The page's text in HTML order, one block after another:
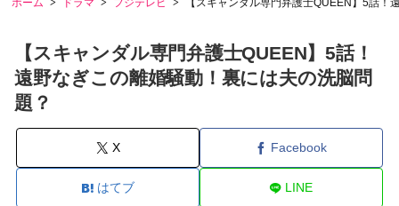
ホーム ドラマ フジテレビ 【スキャンダル専門弁護士QUEEN】5話
【スキャンダル専門弁護士QUEEN】5話！
遠野なぎこの離婚騒動！裏には夫の洗脳問
題？
X Facebook
はてブ LINE